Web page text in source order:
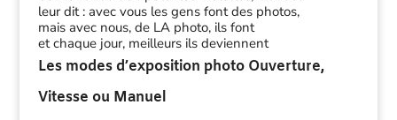
leur dit : avec vous les gens font des photos,
mais avec nous, de LA photo, ils font
et chaque jour, meilleurs ils deviennent
Les modes d’exposition photo Ouverture,
Vitesse ou Manuel